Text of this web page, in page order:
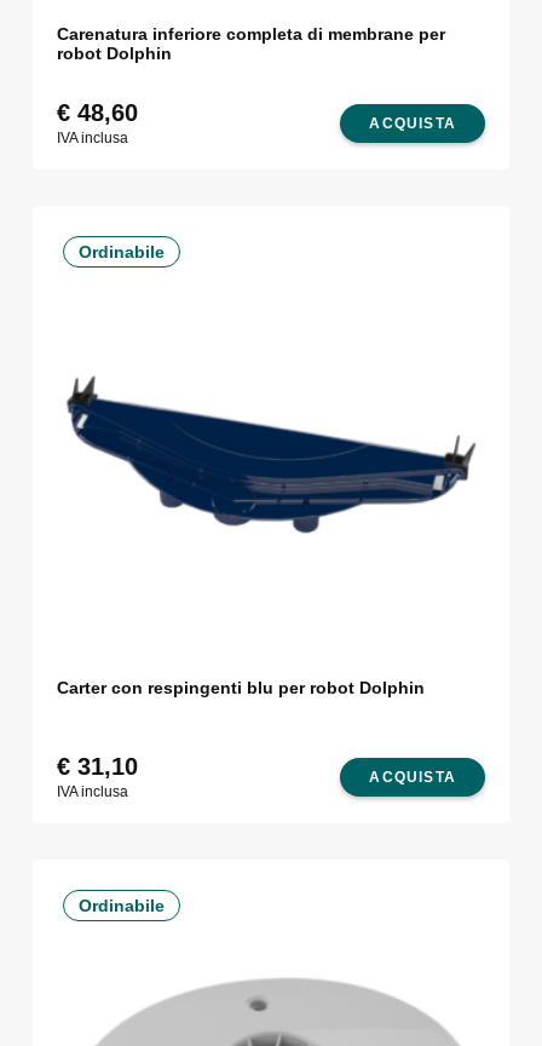
Carenatura inferiore completa di membrane per
robot Dolphin
ACQUISTA
€48,60
IVA inclusa
Ordinabile
Carter con respingenti blu per robot Dolphin
ACQUISTA
€31,10
IVA inclusa
Ordinabile